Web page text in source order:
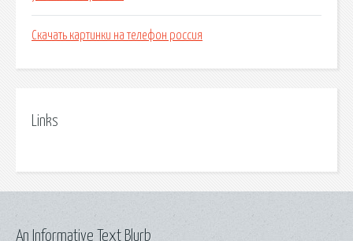
Скачать картинки на телефон россия
Links
An Informative Text Blurb